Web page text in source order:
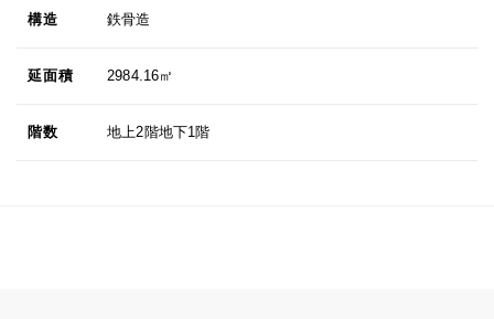
構造 鉄骨造
延面積 2984.16㎡
階数 地上2階地下1階